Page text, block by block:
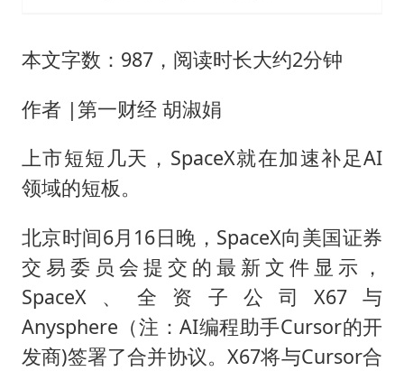
奋进开新局 实干挑大梁
本文字数：987，阅读时长大约2分钟
作者 |第一财经 胡淑娟
上市短短几天，SpaceX就在加速补足AI
领域的短板。
北京时间6月16日晚，SpaceX向美国证券
交易委员会提交的最新文件显示，
SpaceX、全资子公司X67与
Anysphere（注：AI编程助手Cursor的开
发商)签署了合并协议。X67将与Cursor合